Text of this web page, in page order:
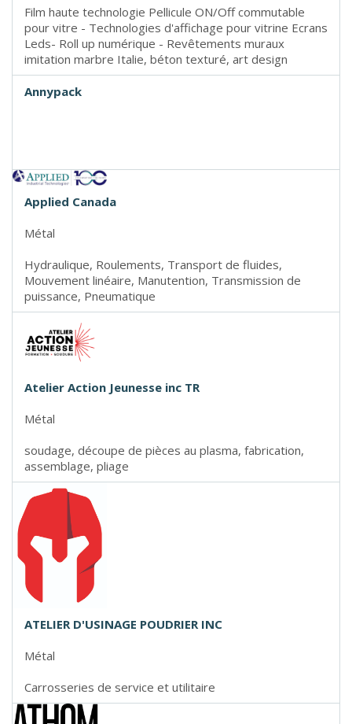
Film haute technologie Pellicule ON/Off commutable
pour vitre - Technologies d'affichage pour vitrine Ecrans
Leds- Roll up numérique - Revêtements muraux
imitation marbre Italie, béton texturé, art design
Annypack
Applied Canada
Métal
Hydraulique, Roulements, Transport de fluides,
Mouvement linéaire, Manutention, Transmission de
puissance, Pneumatique
Atelier Action Jeunesse inc TR
Métal
soudage, découpe de pièces au plasma, fabrication,
assemblage, pliage
ATELIER D'USINAGE POUDRIER INC
Métal
Carrosseries de service et utilitaire